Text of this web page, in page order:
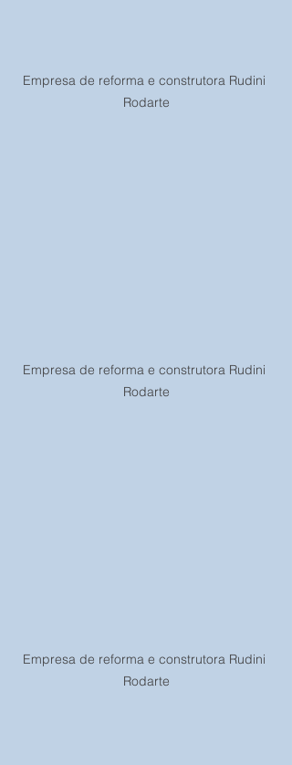
Empresa de reforma e construtora Rudini
Rodarte
Empresa de reforma e construtora Rudini
Rodarte
Empresa de reforma e construtora Rudini
Rodarte